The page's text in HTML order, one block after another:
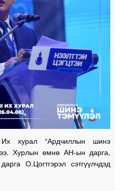
хурал “Ардчиллын шинэ
Хурлын өмнө АН-ын дарга,
О.Цогтгэрэл сэтгүүлчдэд